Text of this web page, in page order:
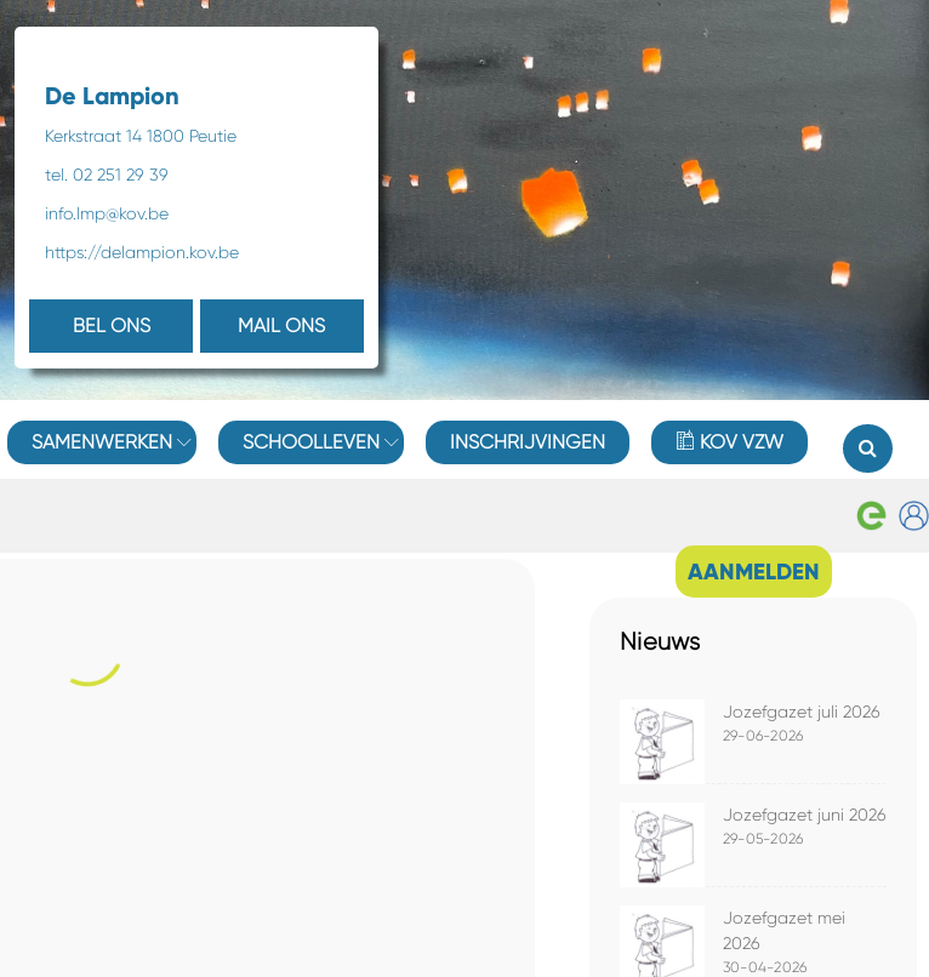
De Lampion
Kerkstraat 14 1800 Peutie
tel. 02 251 29 39
info.lmp@kov.be
https://delampion.kov.be
BEL ONS MAIL ONS
SAMENWERKEN SCHOOLLEVEN INSCHRIJVINGEN KOV VZW
AANMELDEN
Nieuws
Jozefgazet juli 2026
29-06-2026
Jozefgazet juni 2026
29-05-2026
Jozefgazet mei
2026
30-04-2026